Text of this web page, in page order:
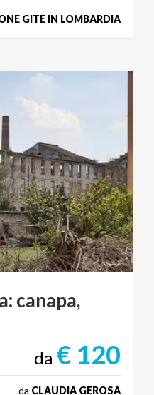
GITE IN LOMBARDIA
canapa,
da € 120
da CLAUDIA GEROSA